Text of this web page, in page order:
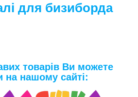
для бизиборда
товарів Ви можете
на нашому сайті: